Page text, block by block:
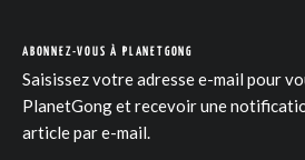
ABONNEZ-VOUS À PLANETGONG
Saisissez votre adresse e-mail pour
PlanetGong et recevoir une
article par e-mail.